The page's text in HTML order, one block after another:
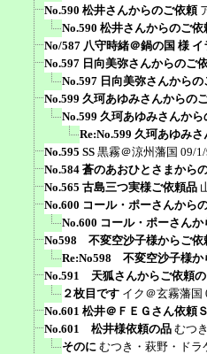
No.590 松井さんからのご依頼
No.590 松井さんからのご依
No/587 八守時緒＠鍋の国 様
No.597 日向美弥さんからのご
No.597 日向美弥さんからの
No.599 久珂あゆみさんからの
No.599 久珂あゆみさんから
Re:No.599 久珂あゆみさ
No.595 SS 黒霧＠涼州藩国 09/
No.584 蒼のあおひとさまから
No.565 古島三つ実様ご依頼品
No.600 コール・ポーさんから
No.600 コール・ポーさんか
No598 不変空沙子様からご依
Re:No598 不変空沙子様か
No.591 天狐さんからご依頼の
２枚目です イク＠玄霧藩国
No.601 松井＠ＦＥＧさん依頼
No.601 松井様依頼の品 むつ
そのに むつき・萩野・ドラ